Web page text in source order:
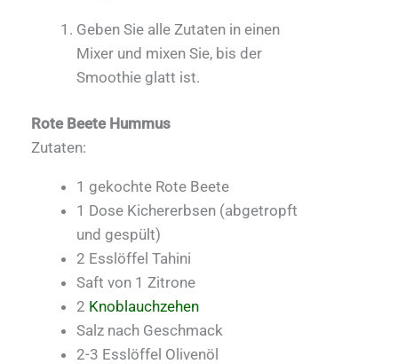
Geben Sie alle Zutaten in einen
Mixer und mixen Sie, bis der
Smoothie glatt ist.
Rote Beete Hummus
Zutaten:
1 gekochte Rote Beete
1 Dose Kichererbsen (abgetropft
und gespült)
2 Esslöffel Tahini
Saft von 1 Zitrone
2 Knoblauchzehen
Salz nach Geschmack
2-3 Esslöffel Olivenöl